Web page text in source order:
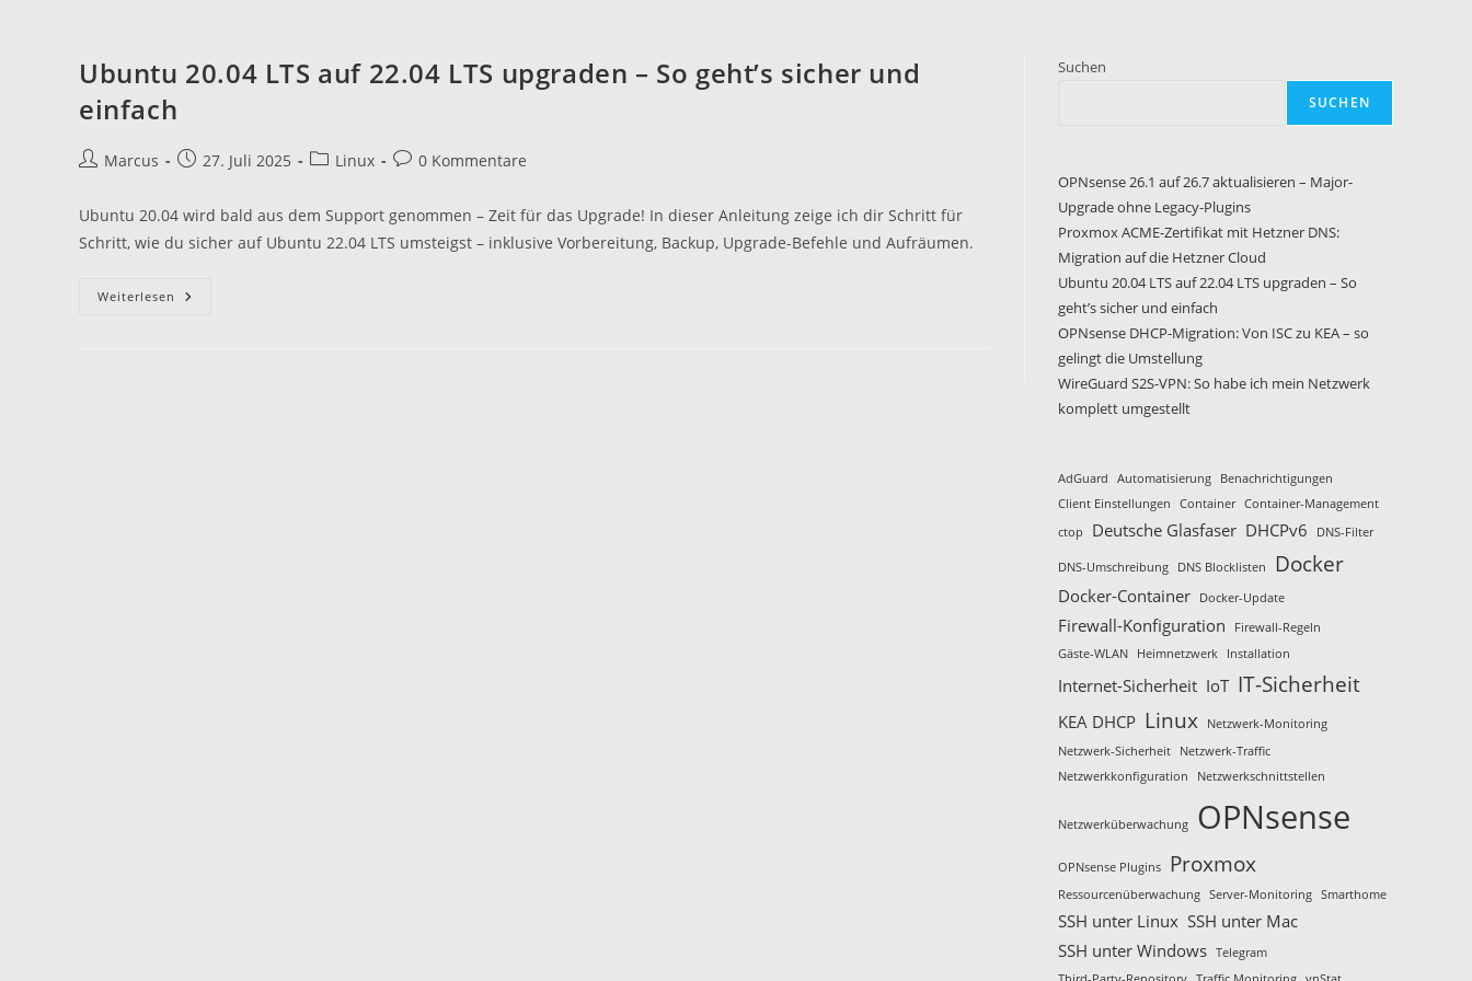
Ubuntu 20.04 LTS auf 22.04 LTS upgraden – So geht’s sicher und
einfach
Beitrags-
Marcus
Beitrag27. Juli 2025
Beitrags-
Linux
Beitrags-
0 Kommentare
Ubuntu 20.04 wird bald aus dem Support genommen – Zeit für das Upgrade! In dieser Anleitung zeige ich dir Schritt für
Schritt, wie du sicher auf Ubuntu 22.04 LTS umsteigst – inklusive Vorbereitung, Backup, Upgrade-Befehle und Aufräumen.
Weiterlesen Ubuntu
Suchen
SUCHEN
OPNsense 26.1 auf 26.7 aktualisieren – Major-
Upgrade ohne Legacy-Plugins
Proxmox ACME-Zertifikat mit Hetzner DNS:
Migration auf die Hetzner Cloud
Ubuntu 20.04 LTS auf 22.04 LTS upgraden – So
geht’s sicher und einfach
OPNsense DHCP-Migration: Von ISC zu KEA – so
gelingt die Umstellung
WireGuard S2S-VPN: So habe ich mein Netzwerk
komplett umgestellt
AdGuard Automatisierung
Benachrichtigungen
Client Einstellungen
Container Container-Management
ctop
Deutsche Glasfaser DHCPv6 DNS-Filter
DNS-Umschreibung DNS Blocklisten Docker
Docker-Container Docker-Update
Firewall-Konfiguration
Firewall-Regeln
Gäste-WLAN
Heimnetzwerk Installation
Internet-Sicherheit IoT IT-Sicherheit
KEA DHCP Linux
Netzwerk-Monitoring
Netzwerk-Sicherheit
Netzwerk-Traffic
Netzwerkkonfiguration
Netzwerkschnittstellen
Netzwerküberwachung OPNsense
OPNsense Plugins Proxmox
Ressourcenüberwachung Server-Monitoring Smarthome
SSH unter Linux SSH unter Mac
SSH unter Windows Telegram